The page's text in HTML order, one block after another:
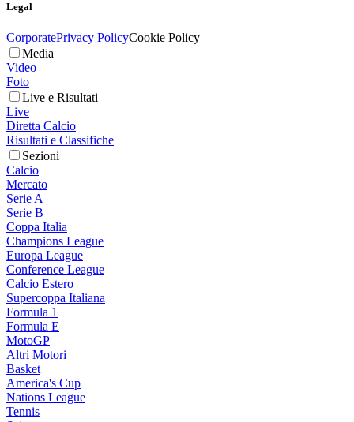
Legal
CorporatePrivacy PolicyCookie Policy
Media
Video
Foto
Live e Risultati
Live
Diretta Calcio
Risultati e Classifiche
Sezioni
Calcio
Mercato
Serie A
Serie B
Coppa Italia
Champions League
Europa League
Conference League
Calcio Estero
Supercoppa Italiana
Formula 1
Formula E
MotoGP
Altri Motori
Basket
America's Cup
Nations League
Tennis